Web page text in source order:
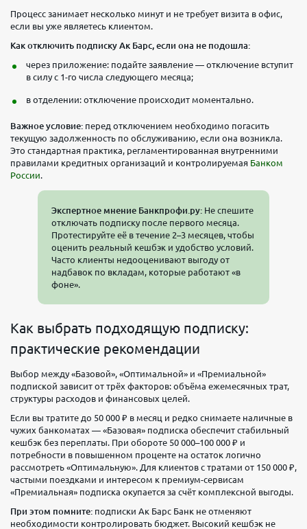
Процесс занимает несколько минут и не требует визита в офис,
если вы уже являетесь клиентом.
Как отключить подписку Ак Барс, если она не подошла:
через приложение: подайте заявление — отключение вступит
в силу с 1-го числа следующего месяца;
в отделении: отключение происходит моментально.
Важное условие: перед отключением необходимо погасить
текущую задолженность по обслуживанию, если она возникла.
Это стандартная практика, регламентированная внутренними
правилами кредитных организаций и контролируемая Банком
России
Экспертное мнение Банкпрофи.ру: Не спешите
отключать подписку после первого месяца.
Протестируйте её в течение 2–3 месяцев, чтобы
оценить реальный кешбэк и удобство условий.
Часто клиенты недооценивают выгоду от
надбавок по вкладам, которые работают «в
фоне».
Как выбрать подходящую подписку:
практические рекомендации
Выбор между «Базовой», «Оптимальной» и «Премиальной»
подпиской зависит от трёх факторов: объёма ежемесячных трат,
структуры расходов и финансовых целей.
Если вы тратите до 50 000 ₽ в месяц и редко снимаете наличные в
чужих банкоматах — «Базовая» подписка обеспечит стабильный
кешбэк без переплаты. При обороте 50 000–100 000 ₽ и
потребности в повышенном проценте на остаток логично
рассмотреть «Оптимальную». Для клиентов с тратами от 150 000 ₽,
частыми поездками и интересом к премиум-сервисам
«Премиальная» подписка окупается за счёт комплексной выгоды.
При этом помните: подписки Ак Барс Банк не отменяют
необходимости контролировать бюджет. Высокий кешбэк не